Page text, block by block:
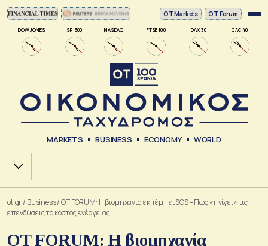
DOW JONES SP 500 NASDAQ FTSE 100 DAX 30 CAC 40
ΟΤ Markets OT Forum
MARKETS BUSINESS ECONOMY WORLD
Χ.Α.
ot.gr/ Business/OT FORUM: Η βιομηχανία εκπέμπει SOS – Πώς «πνίγει» τις
επενδύσεις το κόστος ενέργειας
OT FORUM: Η βιομηχανία